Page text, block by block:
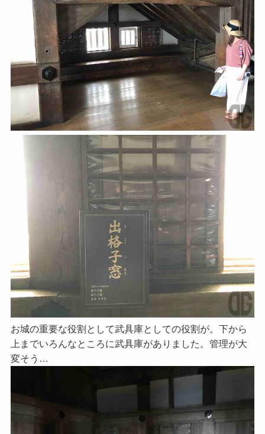
お城の重要な役割として武具庫としての役割が。下から
上までいろんなところに武具庫がありました。管理が大
変そう…